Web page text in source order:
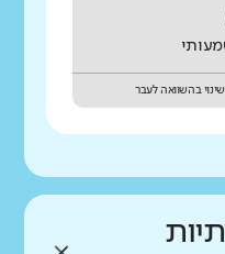
בהשוואה לעבר